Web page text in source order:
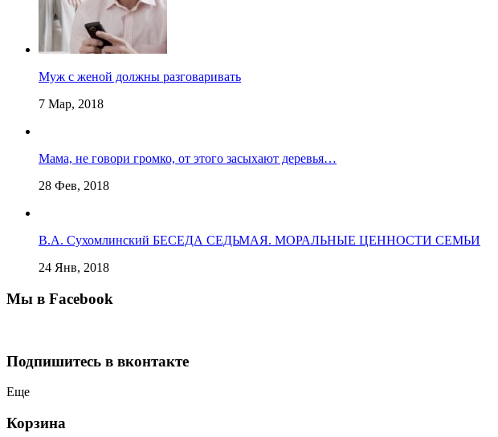
Муж с женой должны разговаривать
7 Мар, 2018
Мама, не говори громко, от этого засыхают деревья…
28 Фев, 2018
В.А. Сухомлинский БЕСЕДА СЕДЬМАЯ. МОРАЛЬНЫЕ ЦЕННОСТИ СЕМЬИ
24 Янв, 2018
Мы в Facebook
Подпишитесь в вконтакте
Еще
Корзина